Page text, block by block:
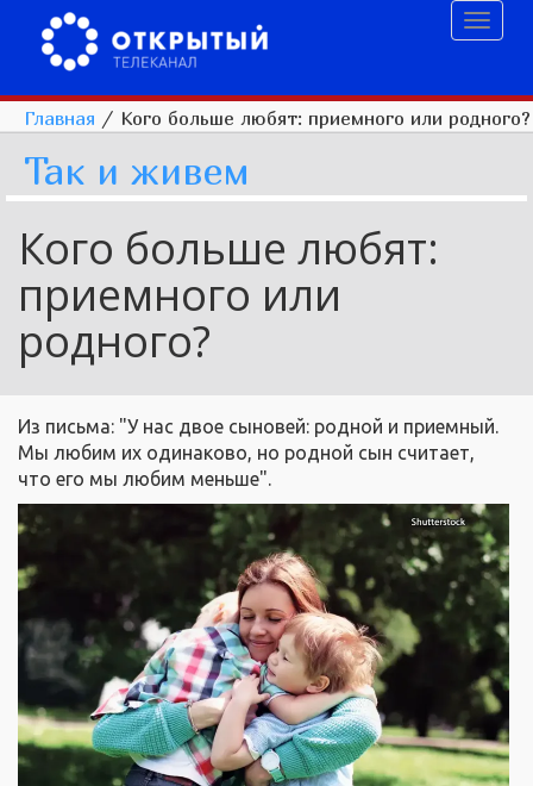
Главная / Кого больше любят: приемного или родного?
Так и живем
Кого больше любят:
приемного или
родного?
Из письма: "У нас двое сыновей: родной и приемный.
Мы любим их одинаково, но родной сын считает,
что его мы любим меньше".